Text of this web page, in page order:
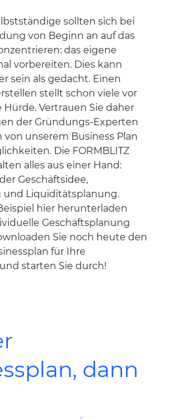
sollten sich bei
von Beginn an auf das
das eigene
vorbereiten. Dies kann
sein als gedacht. Einen
stellt schon viele vor
Vertrauen Sie daher
der Gründungs-Experten
unserem Business Plan
Die FORMBLITZ
alles aus einer Hand:
Geschäftsidee,
und Liquiditätsplanung.
hier herunterladen
Geschäftsplanung
Sie noch heute den
für Ihre
starten Sie durch!
dann